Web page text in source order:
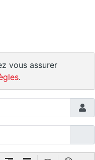
vous assurer
.